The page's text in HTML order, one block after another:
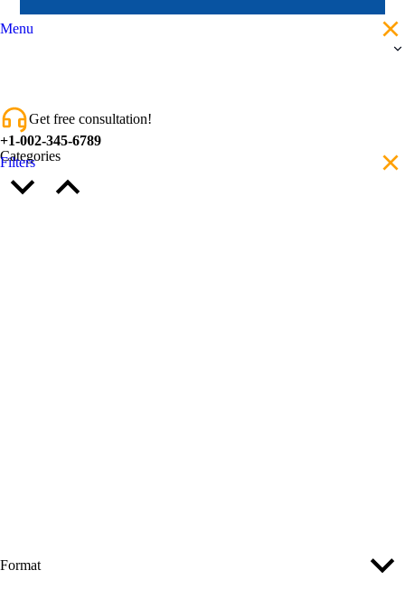
Menu
Get free consultation!
+1-002-345-6789
Filters
Categories
Format